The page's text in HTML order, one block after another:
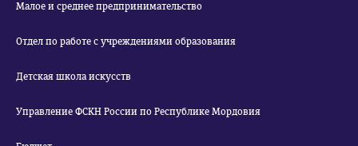
Малое и среднее предпринимательство
Отдел по работе с учреждениями образования
Детская школа искусств
Управление ФСКН России по Республике Мордовия